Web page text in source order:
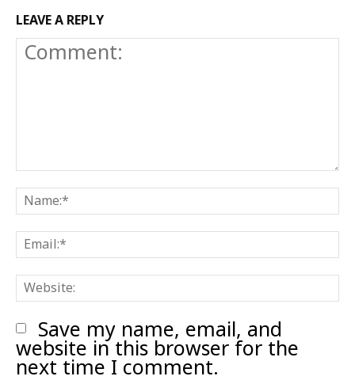
LEAVE A REPLY
Comment:
Save my name, email, and
website in this browser for the
next time I comment.